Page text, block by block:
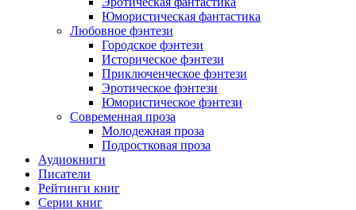
Юмористическая фантастика
Любовное фэнтези
Городское фэнтези
Историческое фэнтези
Приключенческое фэнтези
Эротическое фэнтези
Юмористическое фэнтези
Современная проза
Молодежная проза
Подростковая проза
Аудиокниги
Писатели
Рейтинги книг
Серии книг